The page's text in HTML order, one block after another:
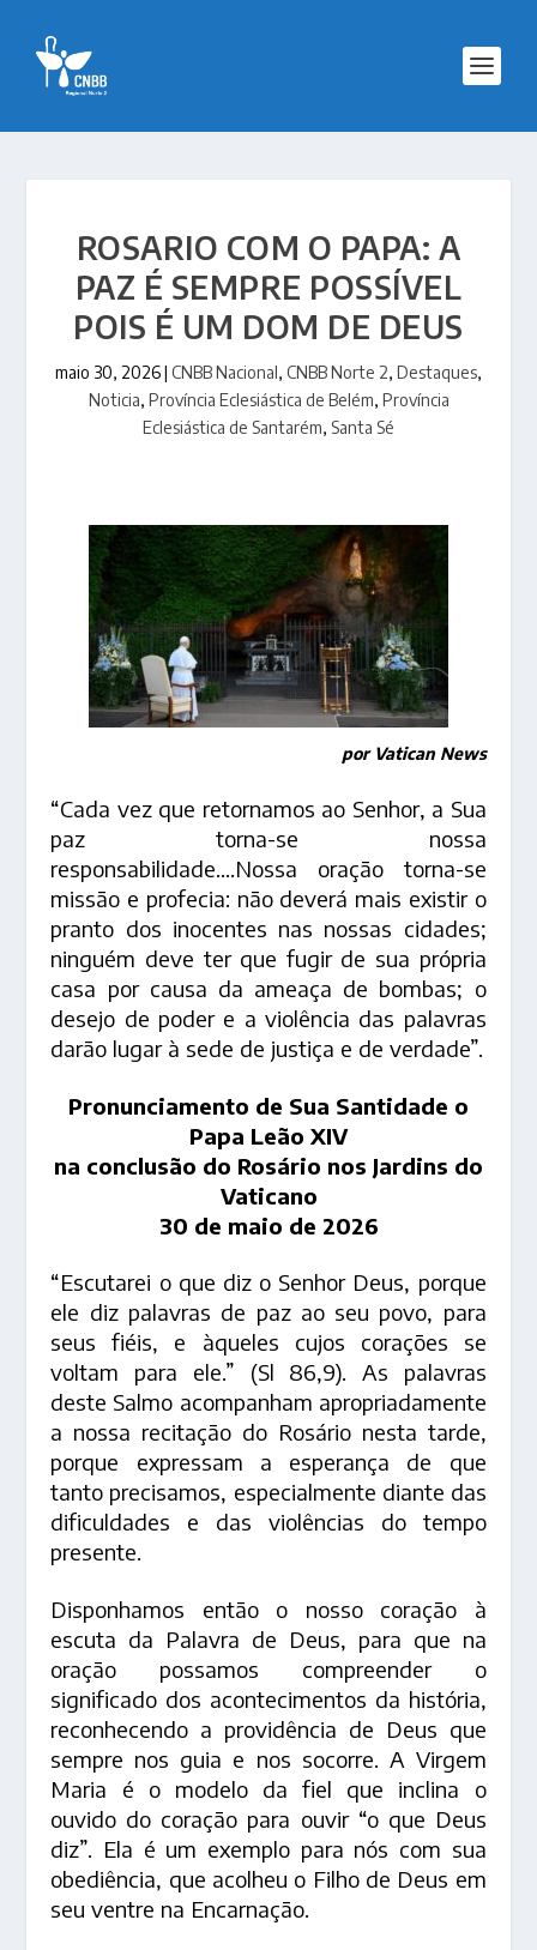
ROSARIO COM O PAPA: A
PAZ É SEMPRE POSSÍVEL
POIS É UM DOM DE DEUS
maio 30, 2026| CNBB Nacional, CNBB Norte 2, Destaques,
Noticia, Província Eclesiástica de Belém, Província
Eclesiástica de Santarém, Santa Sé
por Vatican News
“Cada vez que retornamos ao Senhor, a Sua
paz torna-se nossa
responsabilidade….Nossa oração torna-se
missão e profecia: não deverá mais existir o
pranto dos inocentes nas nossas cidades;
ninguém deve ter que fugir de sua própria
casa por causa da ameaça de bombas; o
desejo de poder e a violência das palavras
darão lugar à sede de justiça e de verdade”.
Pronunciamento de Sua Santidade o
Papa Leão XIV
na conclusão do Rosário nos Jardins do
Vaticano
30 de maio de 2026
“Escutarei o que diz o Senhor Deus, porque
ele diz palavras de paz ao seu povo, para
seus fiéis, e àqueles cujos corações se
voltam para ele.” (Sl 86,9). As palavras
deste Salmo acompanham apropriadamente
a nossa recitação do Rosário nesta tarde,
porque expressam a esperança de que
tanto precisamos, especialmente diante das
dificuldades e das violências do tempo
presente.
Disponhamos então o nosso coração à
escuta da Palavra de Deus, para que na
oração possamos compreender o
significado dos acontecimentos da história,
reconhecendo a providência de Deus que
sempre nos guia e nos socorre. A Virgem
Maria é o modelo da fiel que inclina o
ouvido do coração para ouvir “o que Deus
diz”. Ela é um exemplo para nós com sua
obediência, que acolheu o Filho de Deus em
seu ventre na Encarnação.